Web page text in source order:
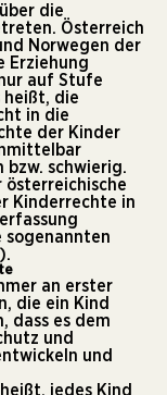
die
Österreich
Norwegen der
auf Stufe
heißt, die
in die
der Kinder
bzw. schwierig.
österreichische
Kinderrechte in
sogenannten
an erster
die ein Kind
dass es dem
und
und
jedes Kind